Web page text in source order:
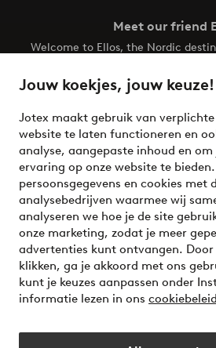
Jouw koekjes, jouw keuze!
Jotex maakt gebruik van
website te laten functioneren en
analyse, aangepaste inhoud en
ervaring op onze website te
persoonsgegevens en cookies met
analysebedrijven waarmee wij
analyseren we hoe je de site
onze marketing, zodat je meer
advertenties kunt ontvangen.
klikken, ga je akkoord met ons
kunt je keuzes aanpassen onder
informatie lezen in ons cookiebeleid
Meet our friend
Welcome to Ellos, the Nordic
your wardrobe. Your next
Veilig betalen - Nu betalen
Wil je meer weten over